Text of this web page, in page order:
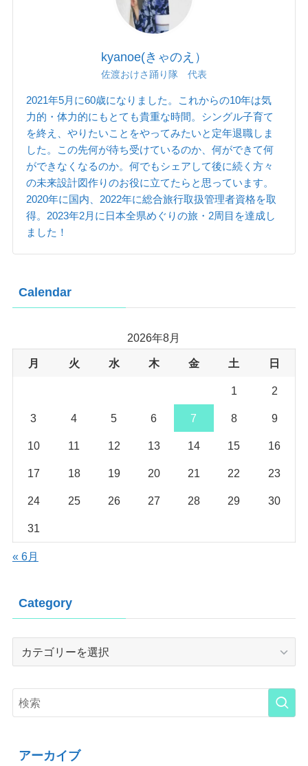
kyanoe(きゃのえ）
佐渡おけさ踊り隊 代表
2021年5月に60歳になりました。これからの10年は気
力的・体力的にもとても貴重な時間。シングル子育て
を終え、やりたいことをやってみたいと定年退職しま
した。この先何が待ち受けているのか、何ができて何
ができなくなるのか。何でもシェアして後に続く方々
の未来設計図作りのお役に立てたらと思っています。
2020年に国内、2022年に総合旅行取扱管理者資格を取
得。2023年2月に日本全県めぐりの旅・2周目を達成し
ました！
Calendar
2026年8月
月 火 水 木 金 土 日
1 2
3 4 5 6 7 8 9
10 11 12 13 14 15 16
17 18 19 20 21 22 23
24 25 26 27 28 29 30
31
« 6月
Category
Category
アーカイブ